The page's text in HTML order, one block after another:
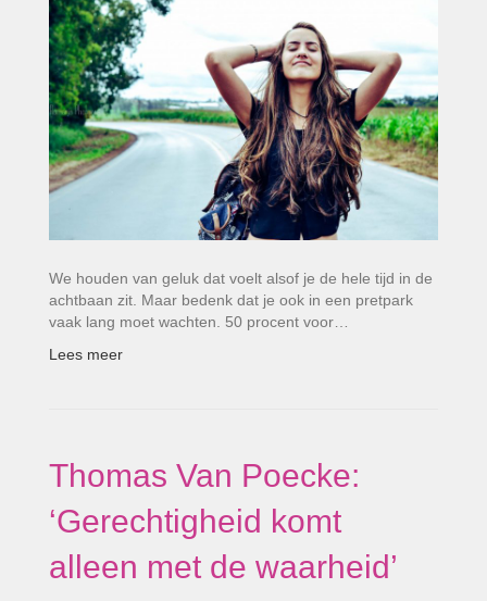
We houden van geluk dat voelt alsof je de hele tijd in de
achtbaan zit. Maar bedenk dat je ook in een pretpark
vaak lang moet wachten. 50 procent voor…
Lees meer
Thomas Van Poecke:
‘Gerechtigheid komt
alleen met de waarheid’